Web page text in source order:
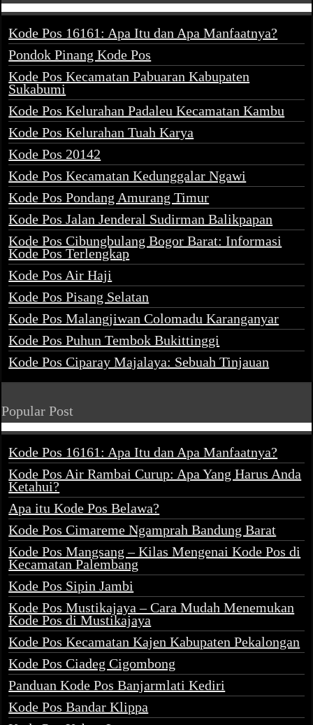
Kode Pos 16161: Apa Itu dan Apa Manfaatnya?
Pondok Pinang Kode Pos
Kode Pos Kecamatan Pabuaran Kabupaten
Sukabumi
Kode Pos Kelurahan Padaleu Kecamatan Kambu
Kode Pos Kelurahan Tuah Karya
Kode Pos 20142
Kode Pos Kecamatan Kedunggalar Ngawi
Kode Pos Pondang Amurang Timur
Kode Pos Jalan Jenderal Sudirman Balikpapan
Kode Pos Cibungbulang Bogor Barat: Informasi
Kode Pos Terlengkap
Kode Pos Air Haji
Kode Pos Pisang Selatan
Kode Pos Malangjiwan Colomadu Karanganyar
Kode Pos Puhun Tembok Bukittinggi
Kode Pos Ciparay Majalaya: Sebuah Tinjauan
Popular Post
Kode Pos 16161: Apa Itu dan Apa Manfaatnya?
Kode Pos Air Rambai Curup: Apa Yang Harus Anda
Ketahui?
Apa itu Kode Pos Belawa?
Kode Pos Cimareme Ngamprah Bandung Barat
Kode Pos Mangsang – Kilas Mengenai Kode Pos di
Kecamatan Palembang
Kode Pos Sipin Jambi
Kode Pos Mustikajaya – Cara Mudah Menemukan
Kode Pos di Mustikajaya
Kode Pos Kecamatan Kajen Kabupaten Pekalongan
Kode Pos Ciadeg Cigombong
Panduan Kode Pos Banjarmlati Kediri
Kode Pos Bandar Klippa